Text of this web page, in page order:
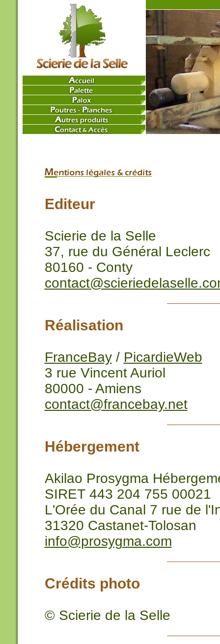
Editeur
Scierie de la Selle
37, rue du Général Leclerc
80160 - Conty
Réalisation
FranceBay/ PicardieWeb
3 rue Vincent Auriol
80000 - Amiens
contact@francebay.net
Hébergement
Akilao Prosygma
SIRET 443 204 755 00021
L'Orée du Canal 7 rue de
31320 Castanet-Tolosan
info@prosygma.com
Crédits photo
© Scierie de la Selle